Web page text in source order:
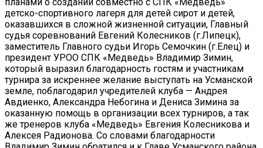
планами о создании совместно с СПК «Медведь»
детско-спортивного лагеря для детей сирот и детей,
оказавшихся в сложной жизненной ситуации, Главный
судья соревнований Евгений Колесников (г.Липецк),
заместитель Главного судьи Игорь Семочкин (г.Елец) и
президент УРОО СПК «Медведь» Владимир Зимин,
который выразил благодарность гостям и участникам
турнира за искреннее желание выступать на Усманской
земле, поблагодарил учредителей клуба — Андрея
Авдиенко, Александра Небогина и Дениса Зимина за
оказанную помощь в организации всех турниров, а так
же тренеров клуба «Медведь» Евгения Колесникова и
Алексея Радионова. Со словами благодарности